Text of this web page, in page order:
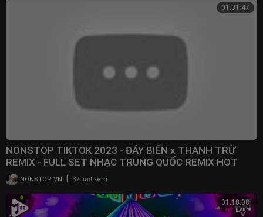
01:01:47
NONSTOP TIKTOK 2023 - ĐÁY BIỂN x THANH TRỪ
REMIX - FULL SET NHẠC TRUNG QUỐC REMIX HOT
TRENDS TIKTOK
NONSTOP VN 37 lượt xem
01:18:08